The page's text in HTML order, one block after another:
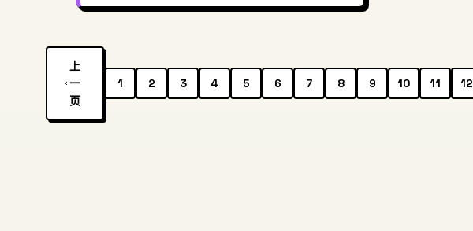
提供了图形化界面和智能辅助功能，大幅简化了配
上
一
页
1 2 3 4 5 6 7 8 9 10 11 12